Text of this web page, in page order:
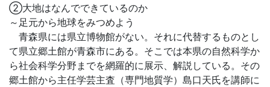
②大地はなんでできているのか
～足元から地球をみつめよう
青森県には県立博物館がない。それに代替するものとし
て県立郷土館が青森市にある。そこでは本県の自然科学か
ら社会科学分野までを網羅的に展示、解説している。その
郷土館から主任学芸主査（専門地質学）島口天氏を講師に